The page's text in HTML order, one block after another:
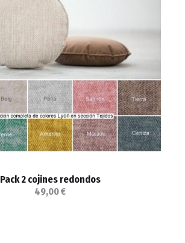
Pack 2 cojines redondos
49,00 €